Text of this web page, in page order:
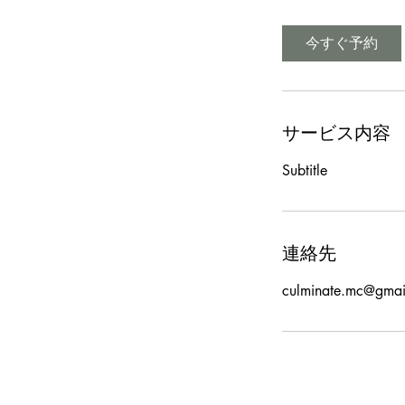
今すぐ予約
サービス内容
Subtitle
連絡先